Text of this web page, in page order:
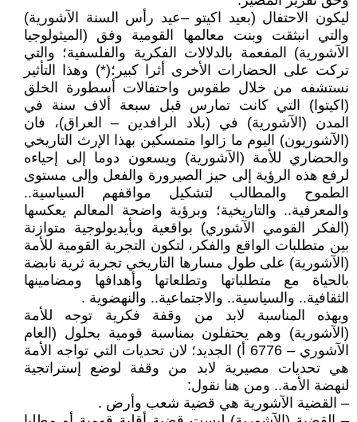
ليكون الاحتفال (بعيد اكيتو –عيد رأس السنة الآشورية)
والتي انبثقت وبنت معالمها القومية وفق (الميثولوجيا
الآشورية) المفعمة بالدلالات الفكرية والفلسفية؛ والتي
تركت على الحضارات الأخرى أثرا كبير؛(*) وهذا التأثير
نستشفه من خلال طقوس واحتفالات أسطورة الخلق
(اكيتوا) التي كانت تمارس قبل سبعة ألاف سنة في
المدن (الآشورية) في (بلاد الرافدين – العراق)، فان
(الآشوريون) اليوم ما زالوا متمسكين بهذا الإرث التاريخي
والحضاري للأمة (الآشورية) ويسعون دوما إلى إحياءه
لرفع هذه الرؤية إلى حيز الصيرورة والفعل وإلى مستوى
الطموح والمطالب لتشكيل مواقفهم السياسية..
والمعرفية.. والتاريخية؛ وبرؤية واضحة المعالم يعكسها
(الفكر القومي الآشوري) بواقعية وبأيديولوجية متوازنة
بين متطلبات الواقع والفكر، لتكون التجربة القومية للأمة
(الآشورية) على طول مسارها التاريخي تجربة ثرية نابضة
بالحياة مع متطلباتها وتطلعاتها وأهدافها ومضامينها
الثقافية.. والسياسية.. والاجتماعية.. والنهضوية .
وبهذه المناسبة لابد من وقفة فكرية توجه للأمة
(الآشورية) وهم يحتفلون بمناسبة قومية بحلول (العام
الآشوري – 6776 أ) الجديد؛ لان تحديات التي تواجه الأمة
هي تحديات مصيرية لابد من وقفة لوضع إستراتجية
لنهضة الأمة.. ومن هنا نقول:
– القضية الآشورية هي قضية شعب وأرض .